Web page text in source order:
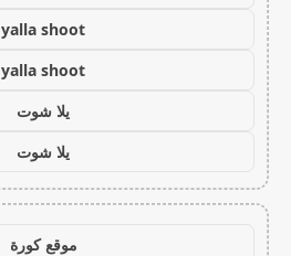
yalla shoot
yalla shoot
يلا شوت
يلا شوت
موقع كورة